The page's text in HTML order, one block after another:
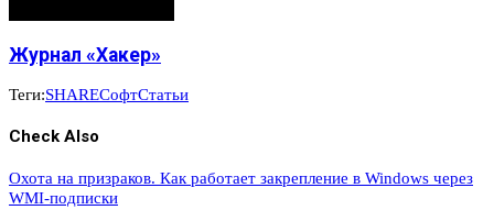
Журнал «Хакер»
Теги:SHAREСофтСтатьи
Check Also
Охота на призраков. Как работает закрепление в Windows через
WMI-подписки